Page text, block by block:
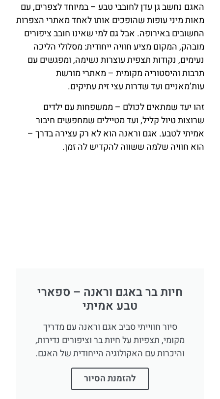
האגם נחשב גן עדן לחובבי טבע – במיוחד לצפרים, עם
מאות מיני עופות שהופכים אותו לאחד מאתרי הצפרות
החשובים באירופה. אבל גם למי שאינו חובב ציפורים
מובהק, המקום מציע חוויה ייחודית: מסלולי הליכה
נעימים, נקודות תצפית עוצרות נשימה, ומפגשים עם
תרבות והיסטוריה מקומית – מאתרי מורשת
עות’מאניים ועד שדרות עצי זית עתיקים.
זהו יעד שמתאים לכולם – ממשפחות עם ילדים
שרוצות טיול קליל, ועד מטיילים שמחפשים חיבור
אמיתי לטבע. אגם וראנה הוא לא רק עצירה בדרך –
הוא חוויה שלמה ששווה להקדיש לה זמן.
חיות בר באגם וראנה – ספארי
טבע אמיתי
סיור חווייתי סביב אגם וראנה עם מדריך
מקומי, תצפיות על חיות בר וציפורים נדירות,
והיכרות עם האקולוגיה הייחודית של האגם.
להזמנת הסיור